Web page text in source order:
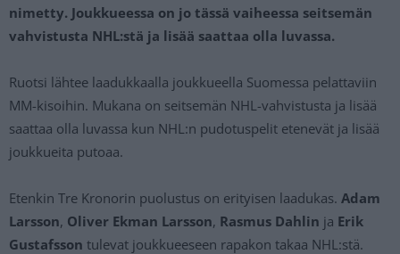
nimetty. Joukkueessa on jo tässä vaiheessa seitsemän
vahvistusta NHL:stä ja lisää saattaa olla luvassa.
Ruotsi lähtee laadukkaalla joukkueella Suomessa pelattaviin
MM-kisoihin. Mukana on seitsemän NHL-vahvistusta ja lisää
saattaa olla luvassa kun NHL:n pudotuspelit etenevät ja lisää
joukkueita putoaa.
Etenkin Tre Kronorin puolustus on erityisen laadukas. Adam
Larsson, Oliver Ekman Larsson, Rasmus Dahlin ja Erik
Gustafsson tulevat joukkueeseen rapakon takaa NHL:stä.